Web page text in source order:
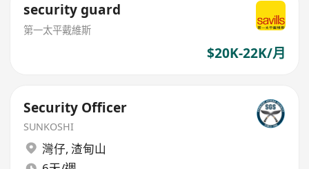
security guard
第一太平戴維斯
$20K-22K/月
Security Officer
SUNKOSHI
灣仔, 渣甸山